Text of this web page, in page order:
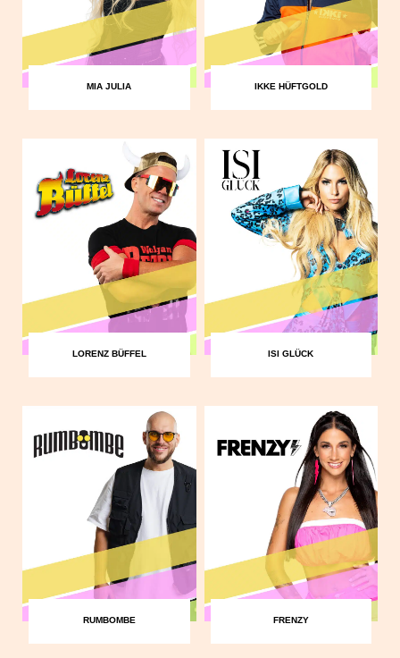
MIA JULIA IKKE HÜFTGOLD
LORENZ BÜFFEL ISI GLÜCK
RUMBOMBE FRENZY